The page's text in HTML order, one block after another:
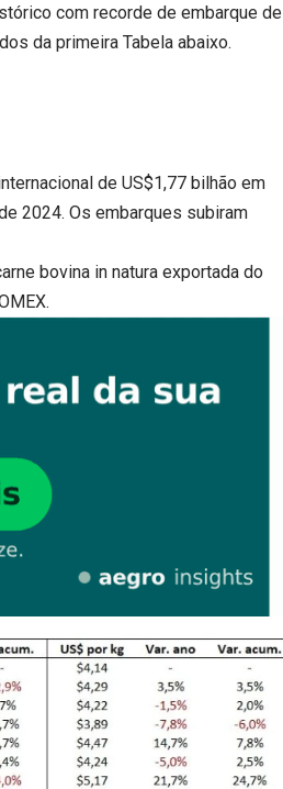
com recorde de embarque de
da primeira Tabela abaixo.
de US$1,77 bilhão em
2024. Os embarques subiram
bovina in natura exportada do